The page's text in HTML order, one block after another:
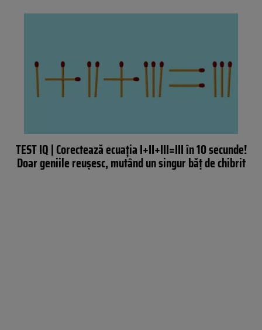
TEST IQ | Corectează ecuația I+II+III=III în 10 secunde!
Doar geniile reușesc, mutând un singur băț de chibrit